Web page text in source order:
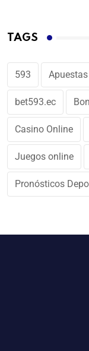
TAGS
593 Apuestas
bet593.ec
Casino Online
Juegos online
Pronósticos